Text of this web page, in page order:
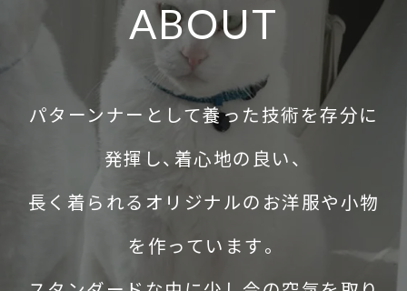
ABOUT
パターンナーとして養った技術を存分に
発揮し、着心地の良い、
長く着られるオリジナルのお洋服や小物
を作っています。